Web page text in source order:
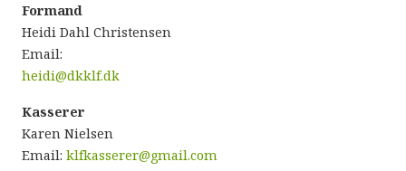
Formand
Heidi Dahl Christensen
Email:
heidi@dkklf.dk
Kasserer
Karen Nielsen
Email: klfkasserer@gmail.com